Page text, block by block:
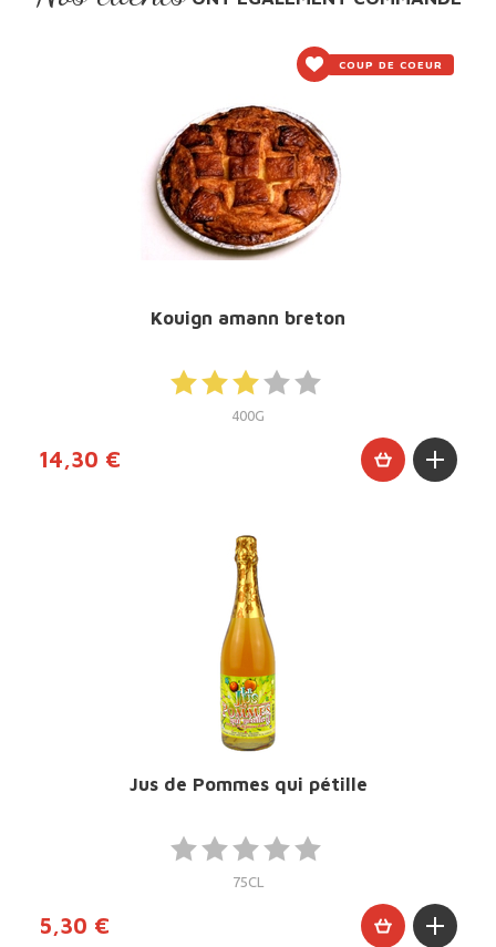
COUP DE COEUR
Kouign amann breton
400G
14,30 €
Jus de Pommes qui pétille
75CL
5,30 €